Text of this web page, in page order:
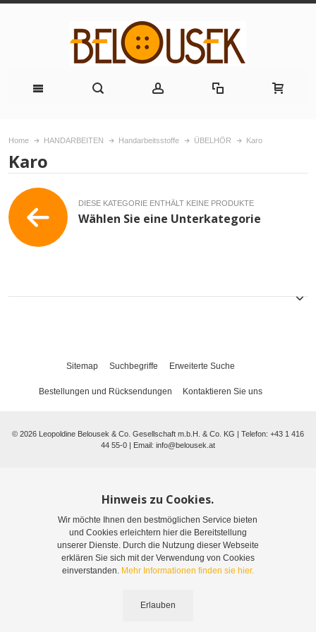
Home HANDARBEITEN Handarbeitsstoffe ÜBELHÖR Karo
Karo
DIESE KATEGORIE ENTHÄLT KEINE PRODUKTE
Wählen Sie eine Unterkategorie
Sitemap Suchbegriffe Erweiterte Suche
Bestellungen und Rücksendungen Kontaktieren Sie uns
© 2026 Leopoldine Belousek & Co. Gesellschaft m.b.H. & Co. KG | Telefon: +43 1 416
44 55-0 | Email: info@belousek.at
Hinweis zu Cookies.
Wir möchte Ihnen den bestmöglichen Service bieten
und Cookies erleichtern hier die Bereitstellung
unserer Dienste. Durch die Nutzung dieser Webseite
erklären Sie sich mit der Verwendung von Cookies
einverstanden. Mehr Informationen finden sie hier.
Erlauben